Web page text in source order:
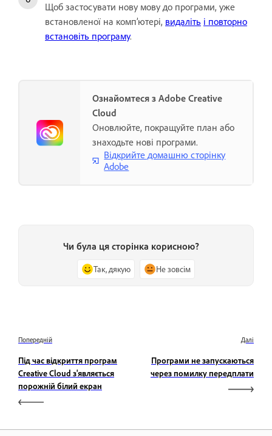
Щоб застосувати нову мову до програми, уже
встановленої на комп’ютері, видаліть і повторно
встановіть програму.
Ознайомтеся з Adobe Creative
Cloud
Оновлюйте, покращуйте план або
знаходьте нові програми.
Відкрийте домашню сторінку
Adobe
Чи була ця сторінка корисною?
Так, дякую Не зовсім
Попередній
Під час відкриття програм
Creative Cloud з'являється
порожній білий екран
Далі
Програми не запускаються
через помилку передплати